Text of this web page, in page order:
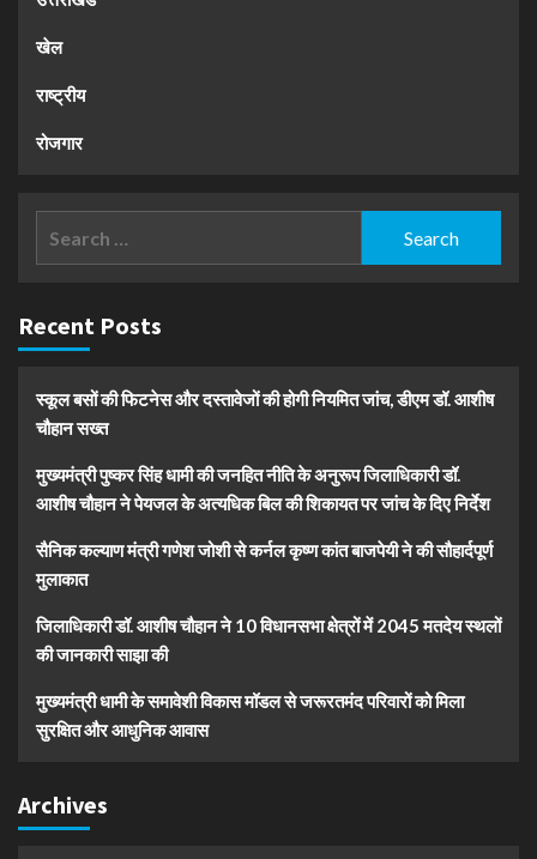
खेल
राष्ट्रीय
रोजगार
Recent Posts
स्कूल बसों की फिटनेस और दस्तावेजों की होगी नियमित जांच, डीएम डॉ. आशीष
चौहान सख्त
मुख्यमंत्री पुष्कर सिंह धामी की जनहित नीति के अनुरूप जिलाधिकारी डॉ.
आशीष चौहान ने पेयजल के अत्यधिक बिल की शिकायत पर जांच के दिए निर्देश
सैनिक कल्याण मंत्री गणेश जोशी से कर्नल कृष्ण कांत बाजपेयी ने की सौहार्दपूर्ण
मुलाकात
जिलाधिकारी डॉ. आशीष चौहान ने 10 विधानसभा क्षेत्रों में 2045 मतदेय स्थलों
की जानकारी साझा की
मुख्यमंत्री धामी के समावेशी विकास मॉडल से जरूरतमंद परिवारों को मिला
सुरक्षित और आधुनिक आवास
Archives